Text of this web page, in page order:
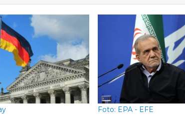
Foto: EPA - EFE